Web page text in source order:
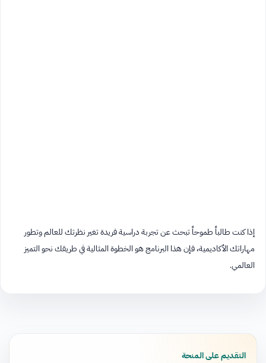
إذا كنت طالباً طموحاً تبحث عن تجربة دراسية فريدة تغير نظرتك للعالم وتطور
مهاراتك الأكاديمية، فإن هذا البرنامج هو الخطوة المثالية في طريقك نحو التميز
العالمي.
التقديم على المنحة